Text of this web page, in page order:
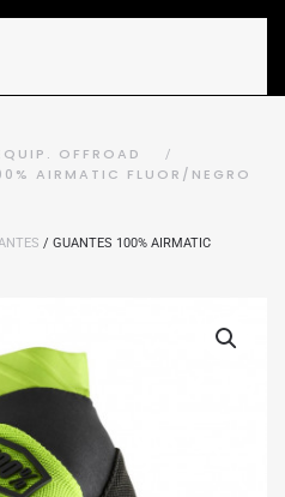
OFFROAD
AIRMATIC FLUOR/NEGRO
/ GUANTES 100% AIRMATIC